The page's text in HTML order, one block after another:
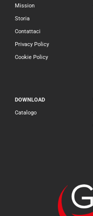
Mission
Storia
Contattaci
Privacy Policy
Cookie Policy
DOWNLOAD
Catalogo